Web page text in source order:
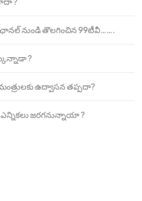
ఛానల్ నుండి తొలగించిన 99టీవీ…….
?
ఉద్వాసన తప్పదా?
జరగనున్నాయా ?